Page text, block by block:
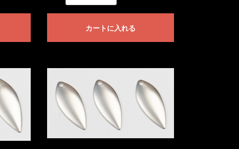
カートに入れる